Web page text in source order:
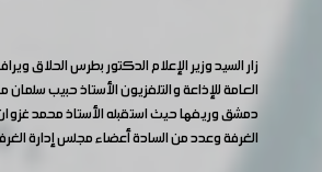
زار السيد وزير الإعلام الدكتور بطرس الحلاق
العامة للإذاعة والتلفزيون الأستاذ حبيب
دمشق وريفها حيث استقبله الأستاذ محمد
الغرفة وعدد من السادة أعضاء مجلس إدارة